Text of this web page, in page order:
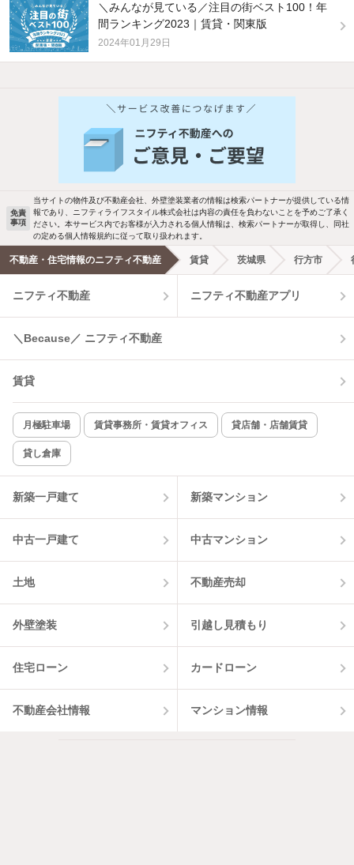
＼みんなが見ている／注目の街ベスト100！年
間ランキング2023｜賃貸・関東版
2024年01月29日
バス・トイレ別 2階以上
洗濯機置場あり 独立洗面台
エアコンあり 都市ガス
温水洗浄便座 オートロック
コンロ2口以上
新着のみ インターネット無料
該当件数:
0件
免責
事項
当サイトの物件及び不動産会社、外壁塗装業者の情報は検索パートナーが提供している情
報であり、ニフティライフスタイル株式会社は内容の責任を負わないことを予めご了承く
ださい。本サービス内でお客様が入力される個人情報は、検索パートナーが取得し、同社
の定める個人情報規約に従って取り扱われます。
不動産・住宅情報のニフティ不動産 賃貸 茨城県 行方市
ニフティ不動産 ニフティ不動産アプリ
＼Because／ ニフティ不動産
賃貸
月極駐車場 賃貸事務所・賃貸オフィス 貸店舗・店舗賃貸
貸し倉庫
新築一戸建て 新築マンション
中古一戸建て 中古マンション
土地 不動産売却
外壁塗装 引越し見積もり
住宅ローン カードローン
不動産会社情報 マンション情報